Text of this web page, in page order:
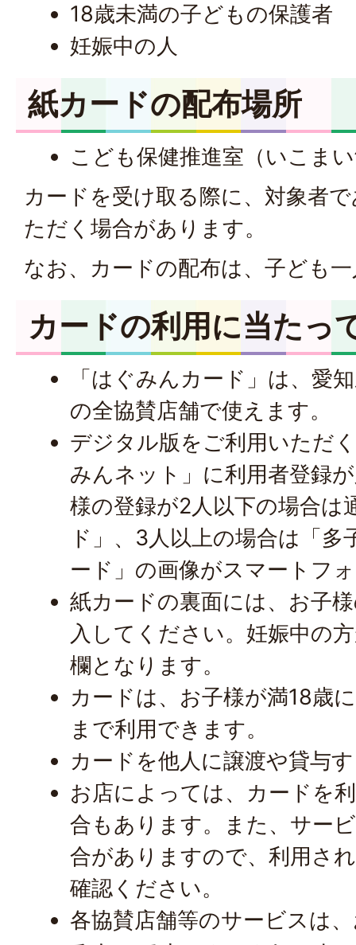
18歳未満の子どもの保護者
妊娠中の人
紙カードの配布場所
こども保健推進室（いこま
カードを受け取る際に、対象者
ただく場合があります。
なお、カードの配布は、子ども
カードの利用に当たっ
「はぐみんカード」は、愛
の全協賛店舗で使えます。
デジタル版をご利用いただ
みんネット」に利用者登録
様の登録が2人以下の場合は
ド」、3人以上の場合は「
ード」の画像がスマートフ
紙カードの裏面には、お子
入してください。妊娠中の
欄となります。
カードは、お子様が満18歳
まで利用できます。
カードを他人に譲渡や貸与
お店によっては、カードを
合もあります。また、サー
合がありますので、利用さ
確認ください。
各協賛店舗等のサービスは